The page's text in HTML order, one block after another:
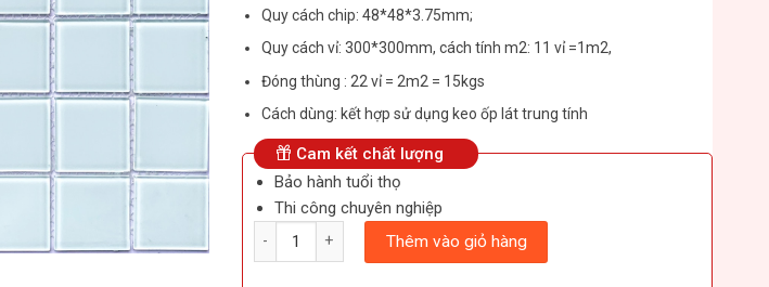
Quy cách chip: 48*48*3.75mm;
Quy cách vỉ: 300*300mm, cách tính m2: 11 vỉ =1m2,
Đóng thùng : 22 vỉ = 2m2 = 15kgs
Cách dùng: kết hợp sử dụng keo ốp lát trung tính
Cam kết chất lượng
Bảo hành tuổi thọ
Thi công chuyên nghiệp
Thêm vào giỏ hàng